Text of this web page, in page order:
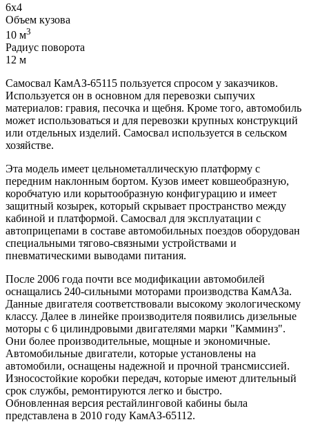
6х4
Объем кузова
10 м3
Радиус поворота
12 м
Самосвал КамАЗ-65115 пользуется спросом у заказчиков.
Используется он в основном для перевозки сыпучих
материалов: гравия, песочка и щебня. Кроме того, автомобиль
может использоваться и для перевозки крупных конструкций
или отдельных изделий. Самосвал используется в сельском
хозяйстве.
Эта модель имеет цельнометаллическую платформу с
передним наклонным бортом. Кузов имеет ковшеобразную,
коробчатую или корытообразную конфигурацию и имеет
защитный козырек, который скрывает пространство между
кабиной и платформой. Самосвал для эксплуатации с
автоприцепами в составе автомобильных поездов оборудован
специальными тягово-связными устройствами и
пневматическими выводами питания.
После 2006 года почти все модификации автомобилей
оснащались 240-сильными моторами производства КамАЗа.
Данные двигателя соответствовали высокому экологическому
классу. Далее в линейке производителя появились дизельные
моторы с 6 цилиндровыми двигателями марки "Камминз".
Они более производительные, мощные и экономичные.
Автомобильные двигатели, которые установлены на
автомобили, оснащены надежной и прочной трансмиссией.
Износостойкие коробки передач, которые имеют длительный
срок службы, ремонтируются легко и быстро.
Обновленная версия рестайлинговой кабины была
представлена в 2010 году КамАЗ-65112.